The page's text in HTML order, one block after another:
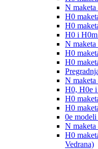
N
H0
H0
H0 i H0m
N
H0
H0
N
H0, H0e i
H0
H0
0e
N
H0
Vedrana)